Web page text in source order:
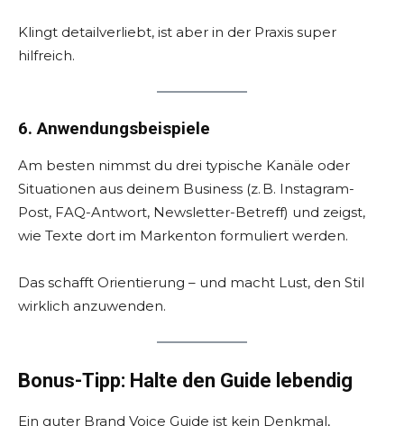
Klingt detailverliebt, ist aber in der Praxis super
hilfreich.
6. Anwendungsbeispiele
Am besten nimmst du drei typische Kanäle oder
Situationen aus deinem Business (z. B. Instagram-
Post, FAQ-Antwort, Newsletter-Betreff) und zeigst,
wie Texte dort im Markenton formuliert werden.
Das schafft Orientierung – und macht Lust, den Stil
wirklich anzuwenden.
Bonus-Tipp: Halte den Guide lebendig
Ein guter Brand Voice Guide ist kein Denkmal,